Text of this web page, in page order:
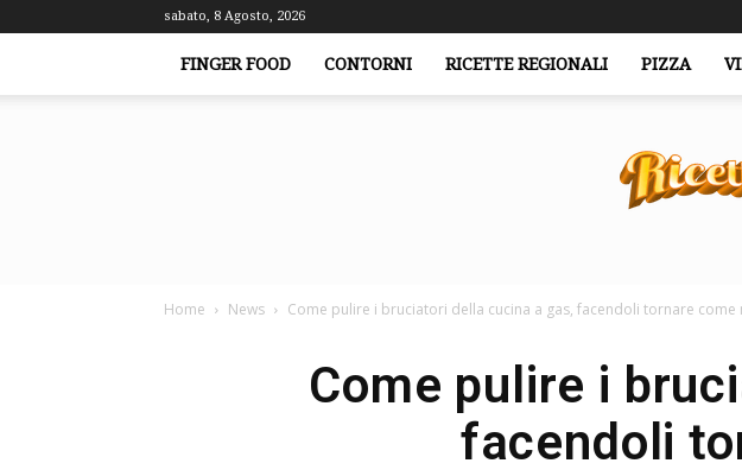
sabato, 8 Agosto, 2026
FINGER FOOD CONTORNI RICETTE REGIONALI PIZZA
Home News Come pulire i bruciatori della cucina a gas, facendoli tornare come
Come pulire i
facendoli